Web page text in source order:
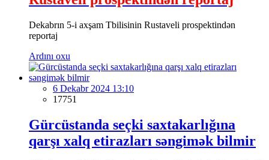
Dekabrın 5-i axşam Tbilisinin Rustaveli prospektindən
reportaj
Ardını oxu
6 Dekabr 2024 13:10
17751
Gürcüstanda seçki saxtakarlığına
qarşı xalq etirazları səngimək bilmir